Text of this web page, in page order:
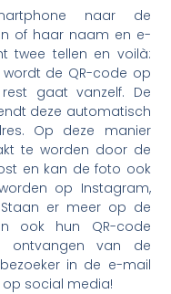
naar de
of haar naam en e-
twee tellen en voilà:
de QR-code op
gaat vanzelf. De
deze automatisch
Op deze manier
te worden door de
en kan de foto ook
op Instagram,
Staan er meer op de
ook hun QR-code
ontvangen van de
in de e-mail
social media!